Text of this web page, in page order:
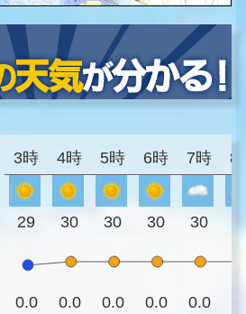
3時 4時 5時 6時 7時 8
29 30 30 30 30
0.0 0.0 0.0 0.0 0.0